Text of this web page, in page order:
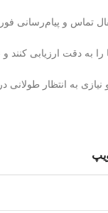
تماس و پیام‌رسانی
را به دقت ارزیابی کنند
نیازی به انتظار